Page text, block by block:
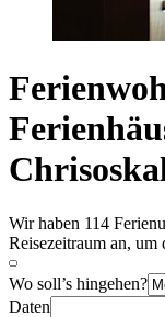
Wir haben 114
Reisezeitraum an,
Wo soll’s hingehen?
Daten